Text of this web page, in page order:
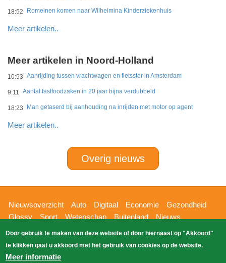
18:52 Romeinen komen naar Wilhelmina Kinderziekenhuis
Meer artikelen..
Meer artikelen in Noord-Holland
10:53 Aanrijding tussen vrachtwagen en fietsster in Amsterdam
9:11 Aantal fastfoodzaken in 20 jaar bijna verdubbeld
18:23 Man getaserd bij aanhouding na inrijden met motor op agent
Meer artikelen..
Overig nieuws
Hoofdnavigatie
Nieuwsoverzicht Auto Digitaal Economie
Gezondheid
Glossy
Sport Wetenschap Buitenland
Nieuws
Bizzpress
Blik op 112 Provincies
Weekoverzicht
Zoeken
Copyright Blik Op Nieuws 2026gehost
Door gebruik te maken van deze website of door hiernaast op "Akkoord"
te klikken gaat u akkoord met het gebruik van cookies op de website.
Meer informatie